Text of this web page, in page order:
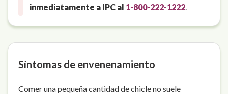
inmediatamente a IPC al 1-800-222-1222
Síntomas de envenenamiento
Comer una pequeña cantidad de chicle no suele